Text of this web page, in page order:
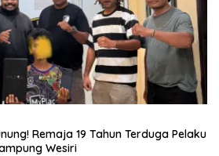
Remaja 19 Tahun Terduga Pelaku
Wesiri